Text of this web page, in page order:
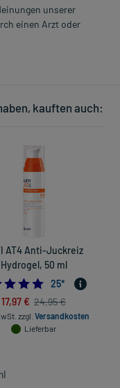
unserer
einen Arzt oder
kauften auch:
AT4 Anti-Juckreiz
Hydrogel, 50 ml
4.8
25*
17,97 € 24,95 €
zzgl. Versandkosten
Lieferbar